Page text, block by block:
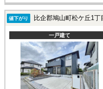
値下がり 比企郡鳩山町松ケ丘1丁
一戸建て